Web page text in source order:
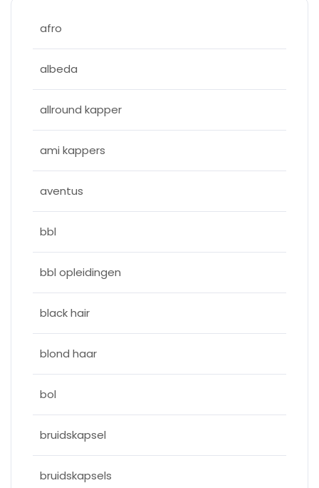
afro
albeda
allround kapper
ami kappers
aventus
bbl
bbl opleidingen
black hair
blond haar
bol
bruidskapsel
bruidskapsels